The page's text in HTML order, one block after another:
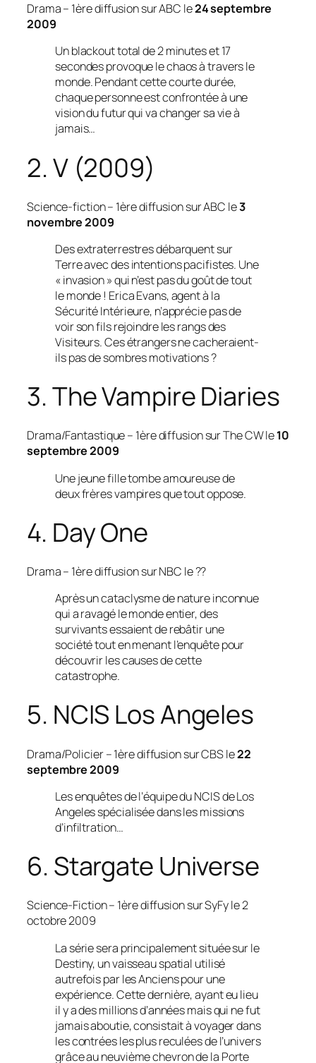
Drama– 1ère diffusion sur ABC le24 septembre
2009
Un blackout total de 2 minutes et 17
secondes provoque le chaos à travers le
monde. Pendant cette courte durée,
chaque personne est confrontée à une
vision du futur qui va changer sa vie à
jamais…
2. V (2009)
Science-fiction– 1ère diffusion sur ABC le3
novembre 2009
Des extraterrestres débarquent sur
Terre avec des intentions pacifistes. Une
« invasion » qui n’est pas du goût de tout
le monde ! Erica Evans, agent à la
Sécurité Intérieure, n’apprécie pas de
voir son fils rejoindre les rangs des
Visiteurs. Ces étrangers ne cacheraient-
ils pas de sombres motivations ?
3. The Vampire Diaries
Drama/Fantastique– 1ère diffusion sur The CW le10
septembre 2009
Une jeune fille tombe amoureuse de
deux frères vampires que tout oppose.
4. Day One
Drama– 1ère diffusion sur NBC le ??
Après un cataclysme de nature inconnue
qui a ravagé le monde entier, des
survivants essaient de rebâtir une
société tout en menant l’enquête pour
découvrir les causes de cette
catastrophe.
5. NCIS Los Angeles
Drama/Policier– 1ère diffusion sur CBS le22
septembre 2009
Les enquêtes de l’équipe du NCIS de Los
Angeles spécialisée dans les missions
d’infiltration…
6. Stargate Universe
Science-Fiction– 1ère diffusion sur SyFy le 2
octobre 2009
La série sera principalement située sur le
Destiny, un vaisseau spatial utilisé
autrefois par les Anciens pour une
expérience. Cette dernière, ayant eu lieu
il y a des millions d’années mais qui ne fut
jamais aboutie, consistait à voyager dans
les contrées les plus reculées de l’univers
grâce au neuvième chevron de la Porte